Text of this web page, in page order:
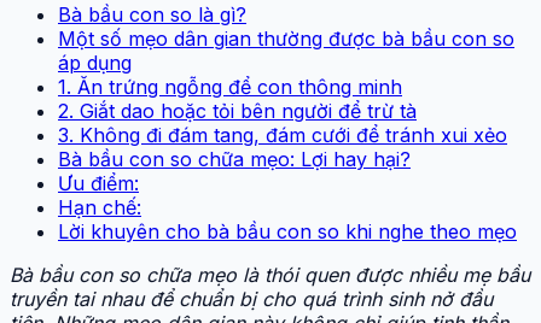
Bà bầu con so là gì?
Một số mẹo dân gian thường được bà bầu con so
áp dụng
1. Ăn trứng ngỗng để con thông minh
2. Giắt dao hoặc tỏi bên người để trừ tà
3. Không đi đám tang, đám cưới để tránh xui xẻo
Bà bầu con so chữa mẹo: Lợi hay hại?
Ưu điểm:
Hạn chế:
Lời khuyên cho bà bầu con so khi nghe theo mẹo
Bà bầu con so chữa mẹo là thói quen được nhiều mẹ bầu
truyền tai nhau để chuẩn bị cho quá trình sinh nở đầu